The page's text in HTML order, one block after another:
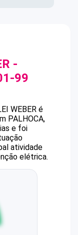
-
99
WEBER é
PALHOCA,
e foi
atividade
elétrica.